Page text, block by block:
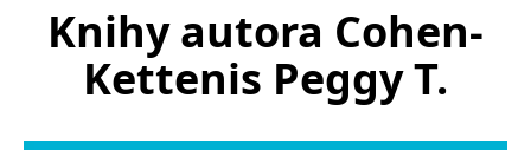
Knihy autora Cohen-
Kettenis Peggy T.